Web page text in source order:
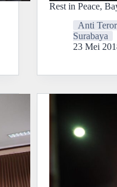
Rest in Peace,
Anti
Surabaya
23 Mei